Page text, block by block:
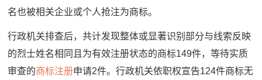
名也被相关企业或个人抢注为商标。
行政机关排查后，共计发现整体或显著识别部分与线索反映
的烈士姓名相同且为有效注册状态的商标149件，等待实质
审查的商标注册申请2件。行政机关依职权宣告124件商标无